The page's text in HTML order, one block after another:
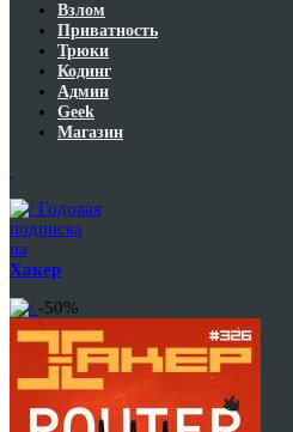
Взлом
Приватность
Трюки
Кодинг
Админ
Geek
Магазин
Годовая
подписка
на
Хакер
-50%